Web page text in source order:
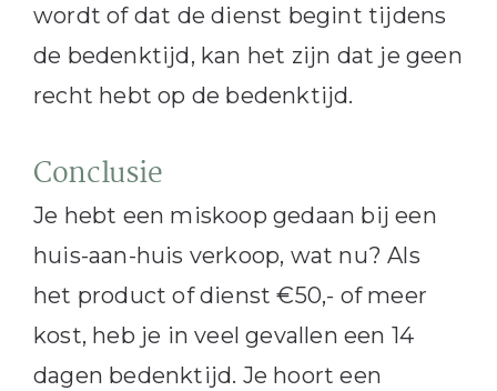
wordt of dat de dienst begint tijdens
de bedenktijd, kan het zijn dat je geen
recht hebt op de bedenktijd.
Conclusie
Je hebt een miskoop gedaan bij een
huis-aan-huis verkoop, wat nu? Als
het product of dienst €50,- of meer
kost, heb je in veel gevallen een 14
dagen bedenktijd. Je hoort een